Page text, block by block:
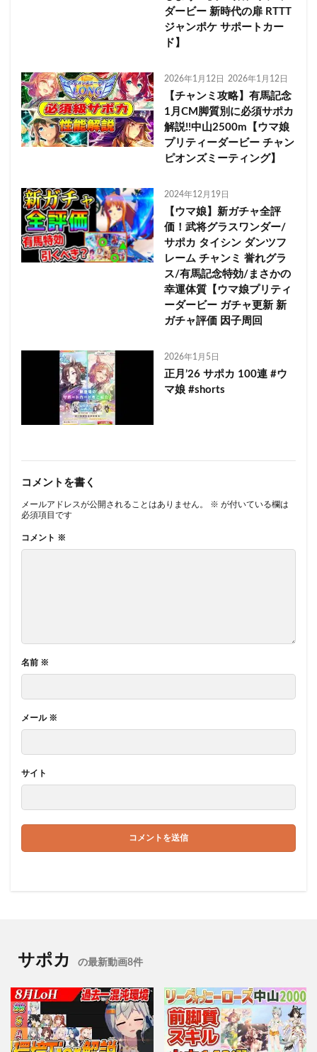
ダービー 新時代の扉 RTTT
ジャンポケ サポートカー
ド】
2026年1月12日 2026年1月12日
【チャンミ攻略】有馬記念
1月CM脚質別に必須サポカ
解説!!中山2500m【ウマ娘
プリティーダービー チャン
ピオンズミーティング】
2024年12月19日
【ウマ娘】新ガチャ全評
価！武将グラスワンダー/
サポカ タイシン ダンツフ
レーム チャンミ 誉れグラ
ス/有馬記念特効/まさかの
幸運体質【ウマ娘プリティ
ーダービー ガチャ更新 新
ガチャ評価 因子周回
2026年1月5日
正月’26 サポカ 100連 #ウ
マ娘 #shorts
コメントを書く
メールアドレスが公開されることはありません。 ※ が付いている欄は
必須項目です
コメント ※
名前 ※
メール ※
サイト
サポカ の最新動画8件